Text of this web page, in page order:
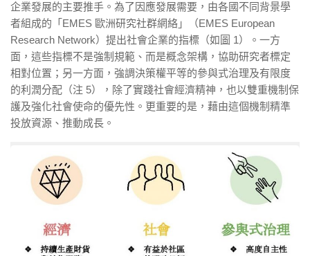
企業發展的主要推手。為了因應發展需要，由各國不同背景學
者組成的「EMES 歐洲研究社群網絡」（EMES European
Research Network）提出社會企業的指標（如圖 1）。一方
面，這些指標不是強制規範、而是概念架構，協助研究者標定
相對位置；另一方面，強調決策權平等的參與式治理及有限度
的利潤分配（注 5），除了實踐社會經濟精神，也以雙重機制保
護及強化社會使命的優先性。更重要的是，藉由這個機制精準
投放資源、推動成長。